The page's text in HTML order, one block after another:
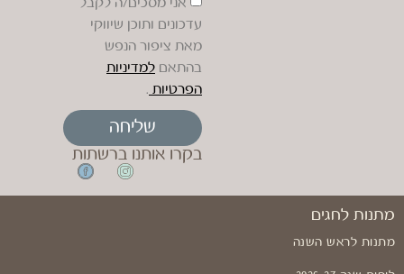
עדכונים ותוכן שיווקי
מאת ציפור הנפש
בהתאם למדיניות
הפרטיות .
שליחה
בקרו אותנו ברשתות
מתנות לחגים
מתנות לראש השנה